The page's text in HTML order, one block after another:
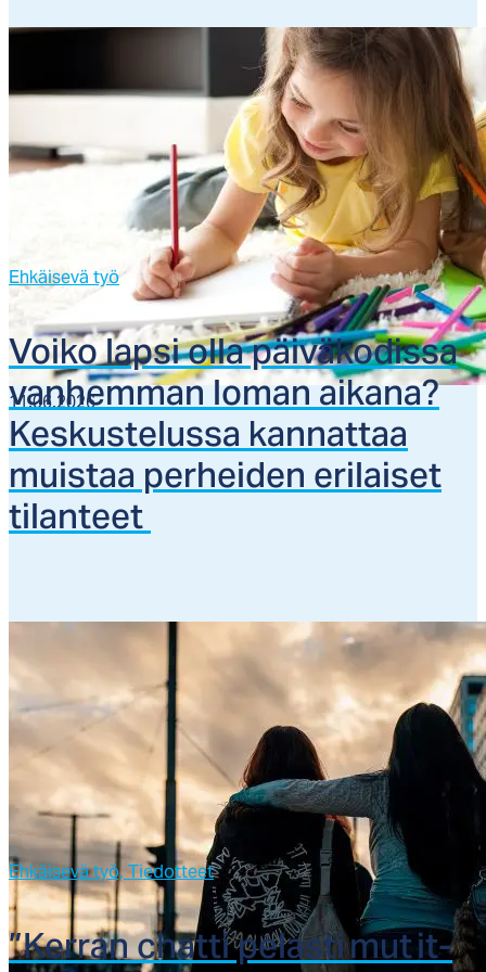
11.06.2026
Ehkäisevä työ
Voi­ko lap­si ol­la päi­vä­ko­dis­sa
van­hem­man lo­man ai­ka­na?
Kes­kus­te­lus­sa kan­nat­taa
muis­taa per­hei­den eri­lai­set
ti­lan­teet
Ehkäisevä työ,Tiedotteet
”Ker­ran chat­ti pe­las­ti mut it­